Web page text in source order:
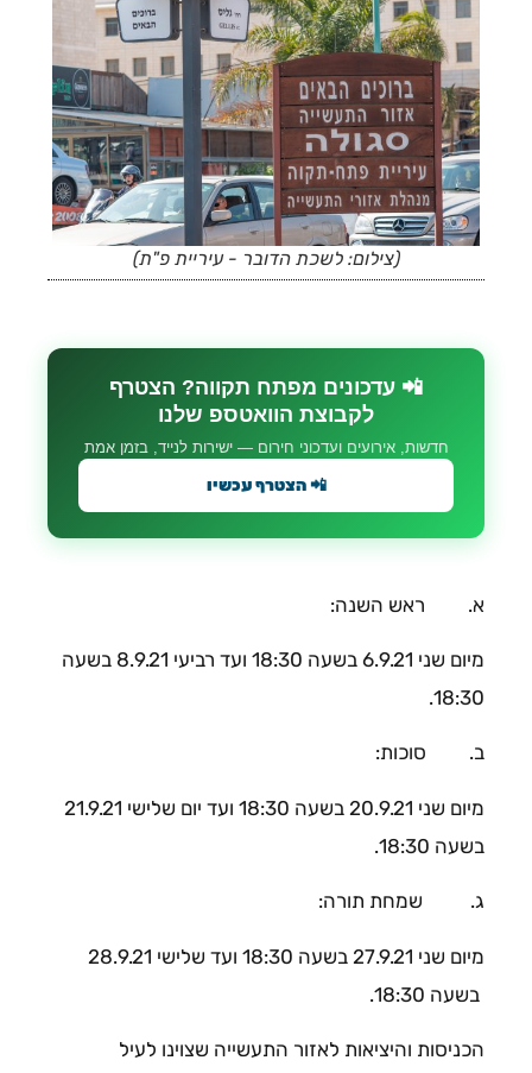
(צילום: לשכת הדובר - עיריית פ"ת)
📲 עדכונים מפתח תקווה? הצטרף
לקבוצת הוואטספ שלנו
חדשות, אירועים ועדכוני חירום — ישירות לנייד, בזמן אמת
📲 הצטרף עכשיו
א. ראש השנה:
מיום שני 6.9.21 בשעה 18:30 ועד רביעי 8.9.21 בשעה
18:30.
ב. סוכות:
מיום שני 20.9.21 בשעה 18:30 ועד יום שלישי 21.9.21
בשעה 18:30.
ג. שמחת תורה:
מיום שני 27.9.21 בשעה 18:30 ועד שלישי 28.9.21
בשעה 18:30.
הכניסות והיציאות לאזור התעשייה שצוינו לעיל